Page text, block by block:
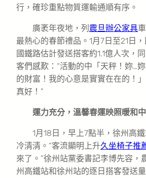
行，確珍重點物質運輸通順有序。
廣袤年夜地，列 震旦辦公家具
最熱心的春節禮品。1月7日至21日
國鐵路估計發送搭客約1.1億人次，
客們感歎：“活動的中「天秤！妳…
的財富！我的心意是實實在在的！
真好！”
運力充分，溫馨春運映照暖和
1月18日，早上7點半，徐州高鐵
冷清清。“客流顯明上升久坐椅子推
來了。”徐州站黨委書記李博先容，
州高鐵站和徐州站的逐日搭客發送